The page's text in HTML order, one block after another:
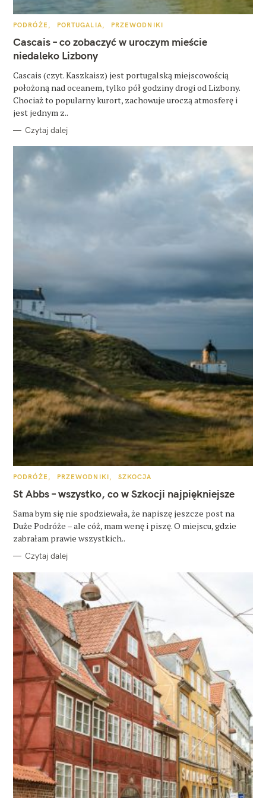
K
T
E
G
O
I
E
PODRÓŻE PORTUGALIA PRZEWODNIKI
Cascais – co zobaczyć w uroczym mieście
niedaleko Lizbony
Cascais (czyt. Kaszkaisz) jest portugalską miejscowością
położoną nad oceanem, tylko pół godziny drogi od Lizbony.
Chociaż to popularny kurort, zachowuje uroczą atmosferę i
jest jednym z..
Czytaj dalej
K
T
E
O
R
I
PODRÓŻE PRZEWODNIKI SZKOCJA
St Abbs – wszystko, co w Szkocji najpiękniejsze
Sama bym się nie spodziewała, że napiszę jeszcze post na
Duże Podróże – ale cóż, mam wenę i piszę. O miejscu, gdzie
zabrałam prawie wszystkich..
Czytaj dalej
k
a
j
: